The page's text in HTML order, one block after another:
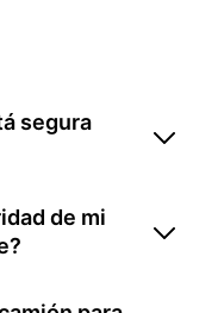
segura
de mi